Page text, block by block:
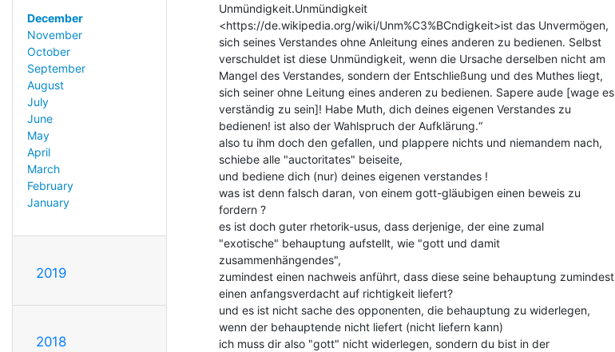
December
November
October
September
August
July
June
May
April
March
February
January
2019
2018
Unmündigkeit.Unmündigkeit
<https://de.wikipedia.org/wiki/Unm%C3%BCndigkeit>ist das Unvermögen,
sich seines Verstandes ohne Anleitung eines anderen zu bedienen. Selbst
verschuldet ist diese Unmündigkeit, wenn die Ursache derselben nicht am
Mangel des Verstandes, sondern der Entschließung und des Muthes liegt,
sich seiner ohne Leitung eines anderen zu bedienen. Sapere aude [wage es
verständig zu sein]! Habe Muth, dich deines eigenen Verstandes zu
bedienen! ist also der Wahlspruch der Aufklärung.“
also tu ihm doch den gefallen, und plappere nichts und niemandem nach,
schiebe alle "auctoritates" beiseite,
und bediene dich (nur) deines eigenen verstandes !
was ist denn falsch daran, von einem gott-gläubigen einen beweis zu
fordern ?
es ist doch guter rhetorik-usus, dass derjenige, der eine zumal
"exotische" behauptung aufstellt, wie "gott und damit
zusammenhängendes",
zumindest einen nachweis anführt, dass diese seine behauptung zumindest
einen anfangsverdacht auf richtigkeit liefert?
und es ist nicht sache des opponenten, die behauptung zu widerlegen,
wenn der behauptende nicht liefert (nicht liefern kann)
ich muss dir also "gott" nicht widerlegen, sondern du bist in der